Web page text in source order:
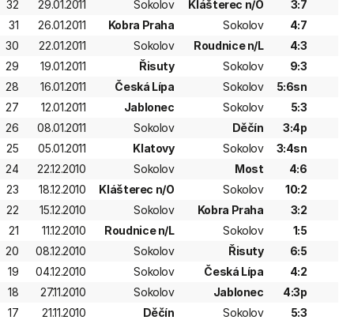
32
29.01.2011 Sokolov Klášterec n/O
3:7
31
26.01.2011 Kobra Praha Sokolov
4:7
30
22.01.2011 Sokolov Roudnice n/L
4:3
29
19.01.2011 Řisuty Sokolov
9:3
28
16.01.2011 Česká Lípa Sokolov
5:6sn
27
12.01.2011 Jablonec Sokolov
5:3
26
08.01.2011 Sokolov Děčín
3:4p
25
05.01.2011 Klatovy Sokolov
3:4sn
24
22.12.2010 Sokolov Most
4:6
23
18.12.2010 Klášterec n/O Sokolov
10:2
22
15.12.2010 Sokolov Kobra Praha
3:2
21
11.12.2010 Roudnice n/L Sokolov
1:5
20
08.12.2010 Sokolov Řisuty
6:5
19
04.12.2010 Sokolov Česká Lípa
4:2
18
27.11.2010 Sokolov Jablonec
4:3p
17
21.11.2010 Děčín Sokolov
5:3